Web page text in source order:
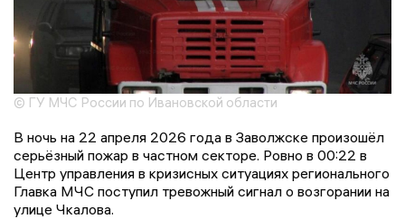
© ГУ МЧС России по Ивановской области
В ночь на 22 апреля 2026 года в Заволжске произошёл
серьёзный пожар в частном секторе. Ровно в 00:22 в
Центр управления в кризисных ситуациях регионального
Главка МЧС поступил тревожный сигнал о возгорании на
улице Чкалова.